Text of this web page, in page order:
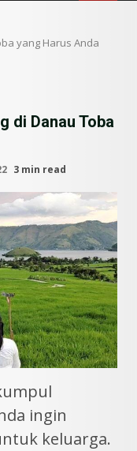
yang Harus Anda
di Danau Toba
3 min read
ingin
keluarga.